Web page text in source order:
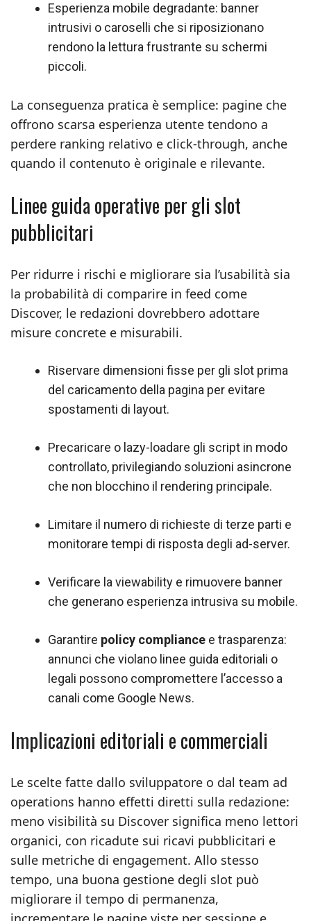
Esperienza mobile degradante: banner
intrusivi o caroselli che si riposizionano
rendono la lettura frustrante su schermi
piccoli.
La conseguenza pratica è semplice: pagine che
offrono scarsa esperienza utente tendono a
perdere ranking relativo e click-through, anche
quando il contenuto è originale e rilevante.
Linee guida operative per gli slot
pubblicitari
Per ridurre i rischi e migliorare sia l’usabilità sia
la probabilità di comparire in feed come
Discover, le redazioni dovrebbero adottare
misure concrete e misurabili.
Riservare dimensioni fisse per gli slot prima
del caricamento della pagina per evitare
spostamenti di layout.
Precaricare o lazy-loadare gli script in modo
controllato, privilegiando soluzioni asincrone
che non blocchino il rendering principale.
Limitare il numero di richieste di terze parti e
monitorare tempi di risposta degli ad-server.
Verificare la viewability e rimuovere banner
che generano esperienza intrusiva su mobile.
Garantire policy compliance e trasparenza:
annunci che violano linee guida editoriali o
legali possono compromettere l’accesso a
canali come Google News.
Implicazioni editoriali e commerciali
Le scelte fatte dallo sviluppatore o dal team ad
operations hanno effetti diretti sulla redazione:
meno visibilità su Discover significa meno lettori
organici, con ricadute sui ricavi pubblicitari e
sulle metriche di engagement. Allo stesso
tempo, una buona gestione degli slot può
migliorare il tempo di permanenza,